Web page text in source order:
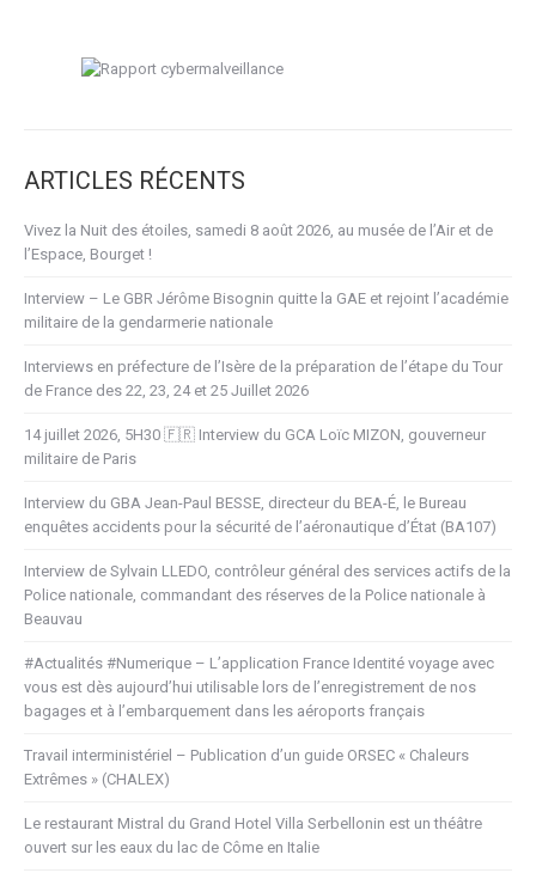
ARTICLES RÉCENTS
Vivez la Nuit des étoiles, samedi 8 août 2026, au musée de l’Air et de
l’Espace, Bourget !
Interview – Le GBR Jérôme Bisognin quitte la GAE et rejoint l’académie
militaire de la gendarmerie nationale
Interviews en préfecture de l’Isère de la préparation de l’étape du Tour
de France des 22, 23, 24 et 25 Juillet 2026
14 juillet 2026, 5H30 🇫🇷 Interview du GCA Loïc MIZON, gouverneur
militaire de Paris
Interview du GBA Jean-Paul BESSE, directeur du BEA-É, le Bureau
enquêtes accidents pour la sécurité de l’aéronautique d’État (BA107)
Interview de Sylvain LLEDO, contrôleur général des services actifs de la
Police nationale, commandant des réserves de la Police nationale à
Beauvau
#Actualités #Numerique – L’application France Identité voyage avec
vous est dès aujourd’hui utilisable lors de l’enregistrement de nos
bagages et à l’embarquement dans les aéroports français
Travail interministériel – Publication d’un guide ORSEC « Chaleurs
Extrêmes » (CHALEX)
Le restaurant Mistral du Grand Hotel Villa Serbellonin est un théâtre
ouvert sur les eaux du lac de Côme en Italie